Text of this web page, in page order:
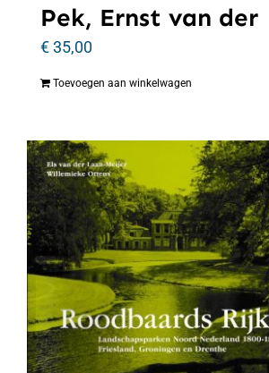
Pek, Ernst van der
€35,00
Toevoegen aan winkelwagen